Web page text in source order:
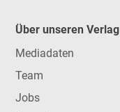
Über unseren Verlag
Mediadaten
Team
Jobs